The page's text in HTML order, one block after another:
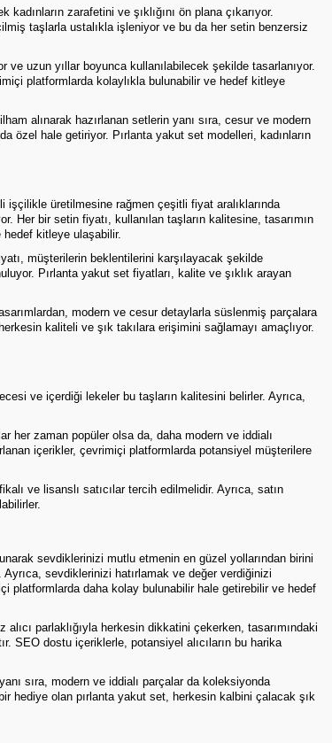
zarafetini ve şıklığını ön plana çıkarıyor.
taşlarla ustalıkla işleniyor ve bu da her setin benzersiz
ve uzun yıllar boyunca kullanılabilecek şekilde tasarlanıyor.
platformlarda kolaylıkla bulunabilir ve hedef kitleye
alınarak hazırlanan setlerin yanı sıra, cesur ve modern
özel hale getiriyor. Pırlanta yakut set modelleri, kadınların
işçilikle üretilmesine rağmen çeşitli fiyat aralıklarında
Her bir setin fiyatı, kullanılan taşların kalitesine, tasarımın
hedef kitleye ulaşabilir.
müşterilerin beklentilerini karşılayacak şekilde
Pırlanta yakut set fiyatları, kalite ve şıklık arayan
modern ve cesur detaylarla süslenmiş parçalara
kaliteli ve şık takılara erişimini sağlamayı amaçlıyor.
ve içerdiği lekeler bu taşların kalitesini belirler. Ayrıca,
her zaman popüler olsa da, daha modern ve iddialı
içerikler, çevrimiçi platformlarda potansiyel müşterilere
ve lisanslı satıcılar tercih edilmelidir. Ayrıca, satın
sevdiklerinizi mutlu etmenin en güzel yollarından birini
sevdiklerinizi hatırlamak ve değer verdiğinizi
platformlarda daha kolay bulunabilir hale getirebilir ve hedef
parlaklığıyla herkesin dikkatini çekerken, tasarımındaki
SEO dostu içeriklerle, potansiyel alıcıların bu harika
sıra, modern ve iddialı parçalar da koleksiyonda
hediye olan pırlanta yakut set, herkesin kalbini çalacak şık